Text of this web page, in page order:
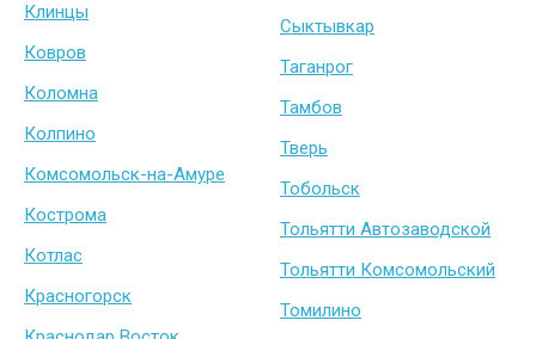
Клинцы
Ковров
Коломна
Колпино
Комсомольск-на-Амуре
Кострома
Котлас
Красногорск
Сыктывкар
Таганрог
Тамбов
Тверь
Тобольск
Тольятти Автозаводской
Тольятти Комсомольский
Томилино